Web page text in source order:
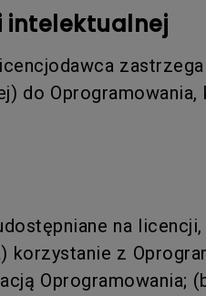
intelektualnej
do
na
korzystanie z
Oprogramowania;